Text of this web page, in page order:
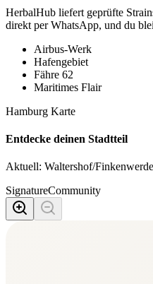
HerbalHub liefert geprüfte
direkt per WhatsApp, und du
Airbus-Werk
Hafengebiet
Fähre 62
Maritimes Flair
Hamburg Karte
Entdecke deinen Stadtteil
Aktuell: Waltershof/
SignatureCommunity